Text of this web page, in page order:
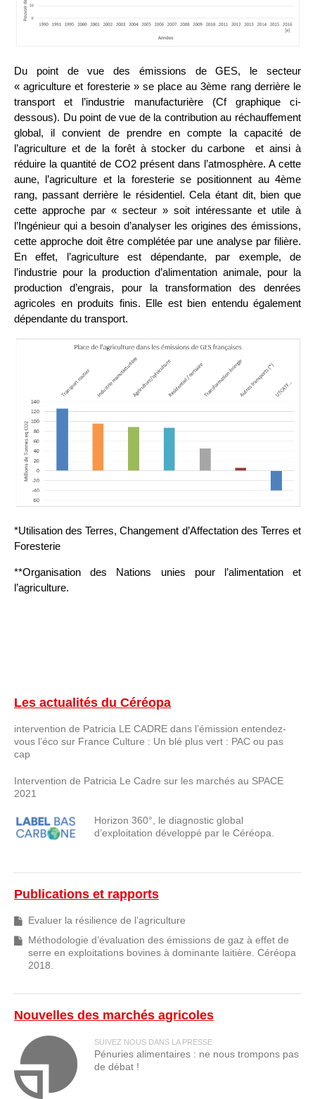
Du point de vue des émissions de GES, le secteur
« agriculture et foresterie » se place au 3ème rang derrière le
transport et l’industrie manufacturière (Cf graphique ci-
dessous). Du point de vue de la contribution au réchauffement
global, il convient de prendre en compte la capacité de
l’agriculture et de la forêt à stocker du carbone et ainsi à
réduire la quantité de CO2 présent dans l’atmosphère. A cette
aune, l’agriculture et la foresterie se positionnent au 4ème
rang, passant derrière le résidentiel. Cela étant dit, bien que
cette approche par « secteur » soit intéressante et utile à
l’Ingénieur qui a besoin d’analyser les origines des émissions,
cette approche doit être complétée par une analyse par filière.
En effet, l’agriculture est dépendante, par exemple, de
l’industrie pour la production d’alimentation animale, pour la
production d’engrais, pour la transformation des denrées
agricoles en produits finis. Elle est bien entendu également
dépendante du transport.
*Utilisation des Terres, Changement d’Affectation des Terres et
Foresterie
**Organisation des Nations unies pour l’alimentation et
l’agriculture.
Les actualités du Céréopa
intervention de Patricia LE CADRE dans l’émission entendez-
vous l’éco sur France Culture : Un blé plus vert : PAC ou pas
cap
Intervention de Patricia Le Cadre sur les marchés au SPACE
2021
Horizon 360°, le diagnostic global
d’exploitation développé par le Céréopa.
Publications et rapports
Evaluer la résilience de l’agriculture
Méthodologie d’évaluation des émissions de gaz à effet de
serre en exploitations bovines à dominante laitière. Céréopa
2018.
Nouvelles des marchés agricoles
SUIVEZ NOUS DANS LA PRESSE
Pénuries alimentaires : ne nous trompons pas
de débat !